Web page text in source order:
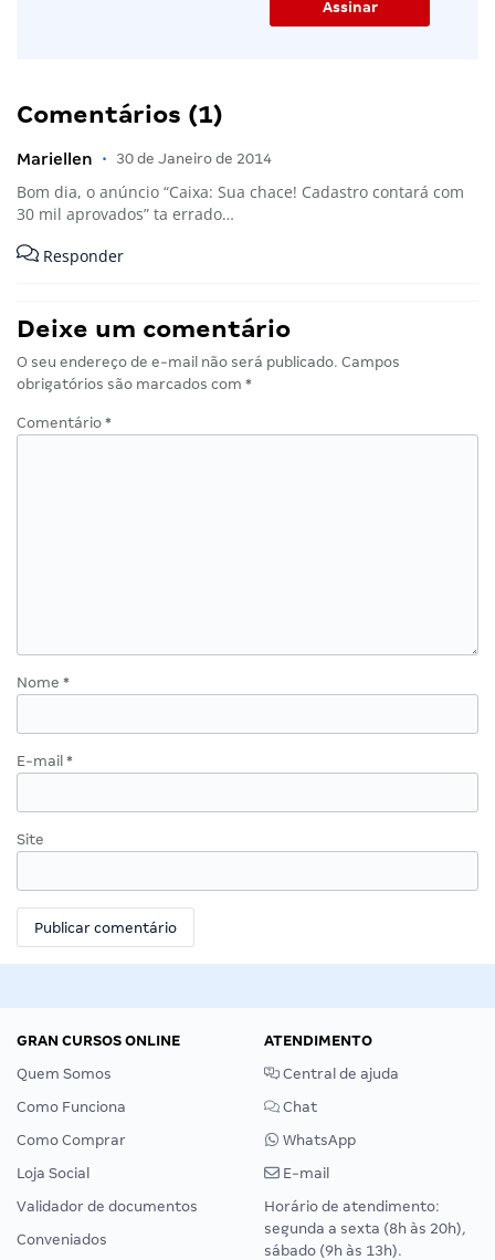
Comentários (1)
Mariellen • 30 de Janeiro de 2014
Bom dia, o anúncio “Caixa: Sua chace! Cadastro contará com
30 mil aprovados” ta errado…
Responder
Deixe um comentário
O seu endereço de e-mail não será publicado. Campos
obrigatórios são marcados com *
Comentário *
Nome *
E-mail *
Site
GRAN CURSOS ONLINE
Quem Somos
Como Funciona
Como Comprar
Loja Social
Validador de documentos
Conveniados
ATENDIMENTO
Central de ajuda
Chat
WhatsApp
E-mail
Horário de atendimento:
segunda a sexta (8h às 20h),
sábado (9h às 13h).